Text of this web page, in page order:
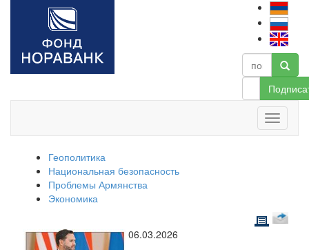
Геополитика
Национальная безопасность
Проблемы Армянства
Экономика
06.03.2026